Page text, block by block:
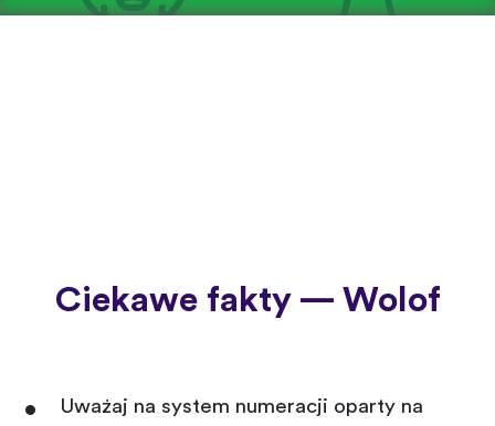
Ciekawe fakty — Wolof
Uważaj na system numeracji oparty na